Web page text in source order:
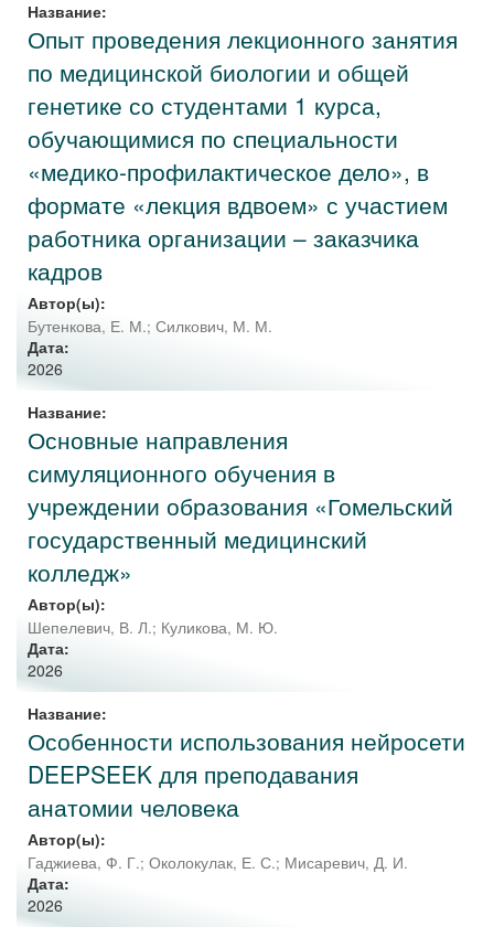
Название:
Опыт проведения лекционного занятия
по медицинской биологии и общей
генетике со студентами 1 курса,
обучающимися по специальности
«медико-профилактическое дело», в
формате «лекция вдвоем» с участием
работника организации – заказчика
кадров
Автор(ы):
Бутенкова, Е. М.; Силкович, М. М.
Дата:
2026
Название:
Основные направления
симуляционного обучения в
учреждении образования «Гомельский
государственный медицинский
колледж»
Автор(ы):
Шепелевич, В. Л.; Куликова, М. Ю.
Дата:
2026
Название:
Особенности использования нейросети
DEEPSEEK для преподавания
анатомии человека
Автор(ы):
Гаджиева, Ф. Г.; Околокулак, Е. С.; Мисаревич, Д. И.
Дата:
2026